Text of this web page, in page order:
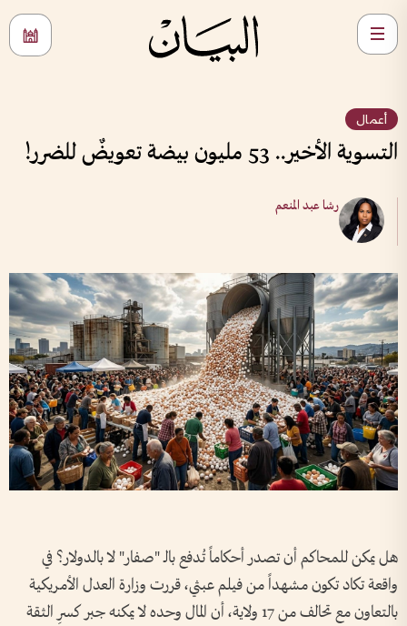
أعمال
التسوية الأخير.. 53 مليون بيضة تعويضٌ للضرر!
رشا عبد المنعم
هل يمكن للمحاكم أن تصدر أحكاماً تُدفع بالـ "صفار" لا بالدولار؟ في
واقعة تكاد تكون مشهداً من فيلم عبثي، قررت وزارة العدل الأمريكية
بالتعاون مع تحالف من 17 ولاية، أن المال وحده لا يمكنه جبر كسرِ الثقة